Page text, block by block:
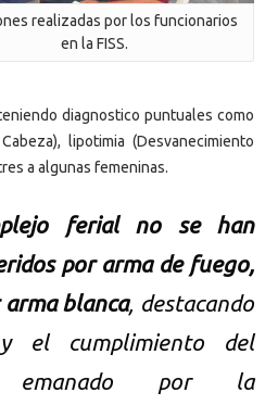
realizadas por los funcionarios
en la FISS.
diagnostico puntuales como
lipotimia (Desvanecimiento
a algunas femeninas.
ferial no se han
por arma de fuego,
blanca, destacando
el cumplimiento del
emanado por la